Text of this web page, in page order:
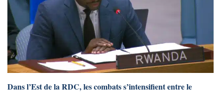
Dans l’Est de la RDC, les combats s’intensifient entre le